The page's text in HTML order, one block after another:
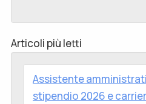
Articoli più letti
Assistente
stipendio 2026 e